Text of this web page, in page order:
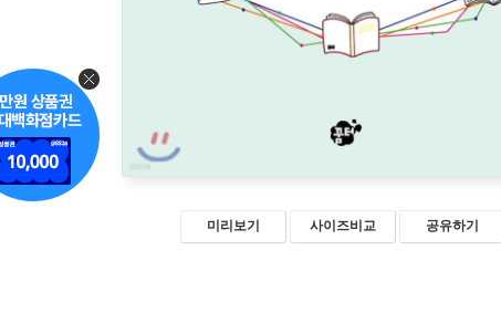
미리보기 사이즈비교 공유하기